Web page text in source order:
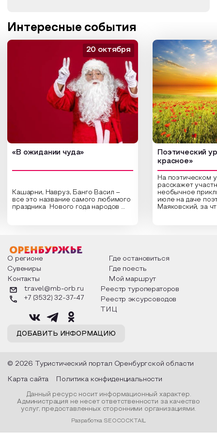
Интересные события
«В ожидании чуда»
Кашарни, Навруз, Банго Васил –
все это название самого любимого
праздника Нового года народов
о том, как встречают новый год в
разных уголках страны, какие
обряды совершают на удачу и
благополучие, в чем схожи и
различаются традиции. Кто такой
Дед Мороз и откуда он пришел, как
его называют в разных уголках
страны и как появились елочные
20 октября
Поэтический
красное»
На поэтическом
расскажет
необычное
июле на даче
Маяковский, за
Твардовского и
каждой строчке
восхищение
яркому времени
О регионе
Где остановиться
Сувениры
Где поесть
Контакты
Мой маршрут
ДОБАВИТЬ ИНФОРМАЦИЮ
travel@mb-orb.ru
+7 (3532) 32-37-47
Реестр туроператоров
Реестр эксурсоводов
ТИЦ
© 2026 Туристический портал Оренбургской области
Карта сайта Политика конфиденциальности
Данный ресурс носит информационный характер.
Администрация не несет ответственности за качество
услуг, предоставленных сторонними организациями.
Разработка SEOCOCKTAIL